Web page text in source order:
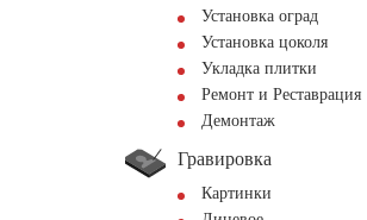
Установка оград
Установка цоколя
Укладка плитки
Ремонт и Реставрация
Демонтаж
Гравировка
Картинки